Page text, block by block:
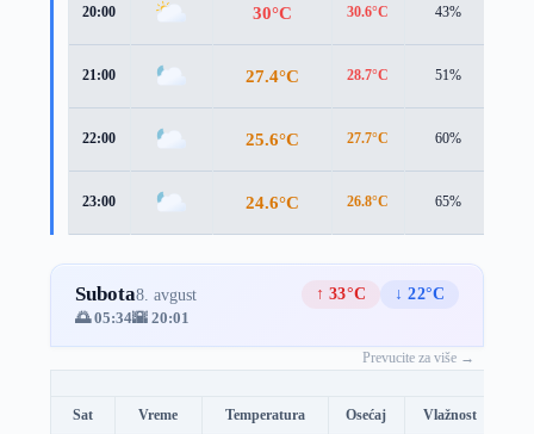
20:00 30°C 30.6°C 43%
21:00 27.4°C 28.7°C 51%
22:00 25.6°C 27.7°C 60%
23:00 24.6°C 26.8°C 65%
Subota8. avgust ↑ 33°C
↓ 22°C
🌅 05:34🌇 20:01
Prevucite za više →
Sat Vreme Temperatura Osećaj Vlažnost